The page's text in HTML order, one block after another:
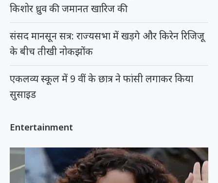
किशोर ध्रुव की जमानत खारिज की
संसद मानसून सत्र: राज्यसभा में खड़गे और किरेन रिजिजू
के बीच तीखी नोकझोंक
एकलव्य स्कूल में 9 वीं के छात्र ने फांसी लगाकर किया
सुसाइड
Entertainment